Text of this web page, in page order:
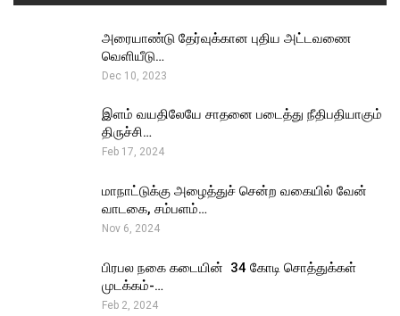
அரையாண்டு தேர்வுக்கான புதிய அட்டவணை
வெளியீடு…
Dec 10, 2023
இளம் வயதிலேயே சாதனை படைத்து நீதிபதியாகும்
திருச்சி…
Feb 17, 2024
மாநாட்டுக்கு அழைத்துச் சென்ற வகையில் வேன்
வாடகை, சம்பளம்…
Nov 6, 2024
பிரபல நகை கடையின் ₹ 34 கோடி சொத்துக்கள்
முடக்கம்-…
Feb 2, 2024